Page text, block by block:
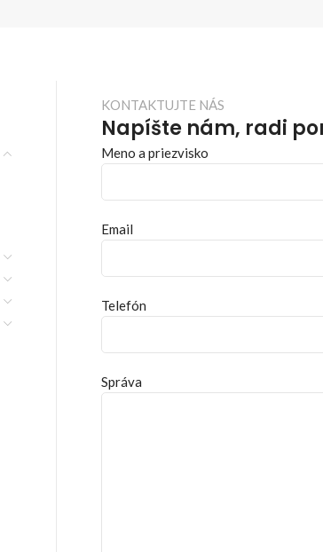
KONTAKTUJTE NÁS
Napíšte nám, radi
Meno a priezvisko
Email
Telefón
Správa